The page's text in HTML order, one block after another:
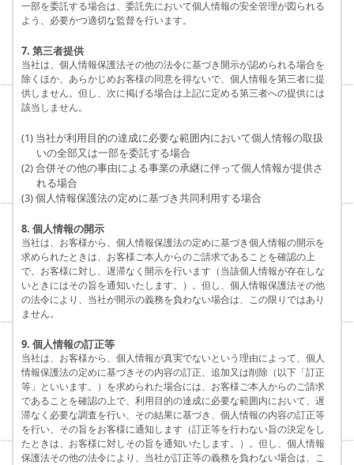
一部を委託する場合は、委託先において個人情報の安全管理が図られる
よう、必要かつ適切な監督を行います。
7. 第三者提供
当社は、個人情報保護法その他の法令に基づき開示が認められる場合を
除くほか、あらかじめお客様の同意を得ないで、個人情報を第三者に提
供しません。但し、次に掲げる場合は上記に定める第三者への提供には
該当しません。
(1) 当社が利用目的の達成に必要な範囲内において個人情報の取扱
いの全部又は一部を委託する場合
(2) 合併その他の事由による事業の承継に伴って個人情報が提供さ
れる場合
(3) 個人情報保護法の定めに基づき共同利用する場合
8. 個人情報の開示
当社は、お客様から、個人情報保護法の定めに基づき個人情報の開示を
求められたときは、お客様ご本人からのご請求であることを確認の上
で、お客様に対し、遅滞なく開示を行います（当該個人情報が存在しな
いときにはその旨を通知いたします。）。但し、個人情報保護法その他
の法令により、当社が開示の義務を負わない場合は、この限りではあり
ません。
9. 個人情報の訂正等
当社は、お客様から、個人情報が真実でないという理由によって、個人
情報保護法の定めに基づきその内容の訂正、追加又は削除（以下「訂正
等」といいます。）を求められた場合には、お客様ご本人からのご請求
であることを確認の上で、利用目的の達成に必要な範囲内において、遅
滞なく必要な調査を行い、その結果に基づき、個人情報の内容の訂正等
を行い、その旨をお客様に通知します（訂正等を行わない旨の決定をし
たときは、お客様に対しその旨を通知いたします。）。但し、個人情報
保護法その他の法令により、当社が訂正等の義務を負わない場合は、こ